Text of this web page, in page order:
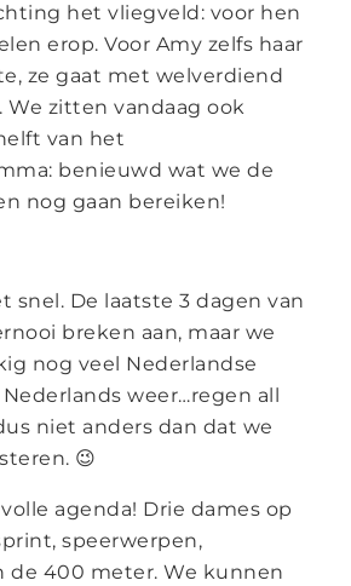
het vliegveld: voor hen
erop. Voor Amy zelfs haar
ze gaat met welverdiend
We zitten vandaag ook
van het
benieuwd wat we de
nog gaan bereiken!
snel. De laatste 3 dagen van
breken aan, maar we
nog veel Nederlandse
weer…regen all
niet anders dan dat we
😉
agenda! Drie dames op
speerwerpen,
de 400 meter. We kunnen